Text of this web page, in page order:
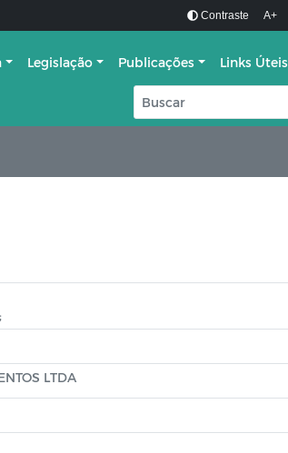
Contraste A+
Legislação Publicações Links Úteis
LTDA